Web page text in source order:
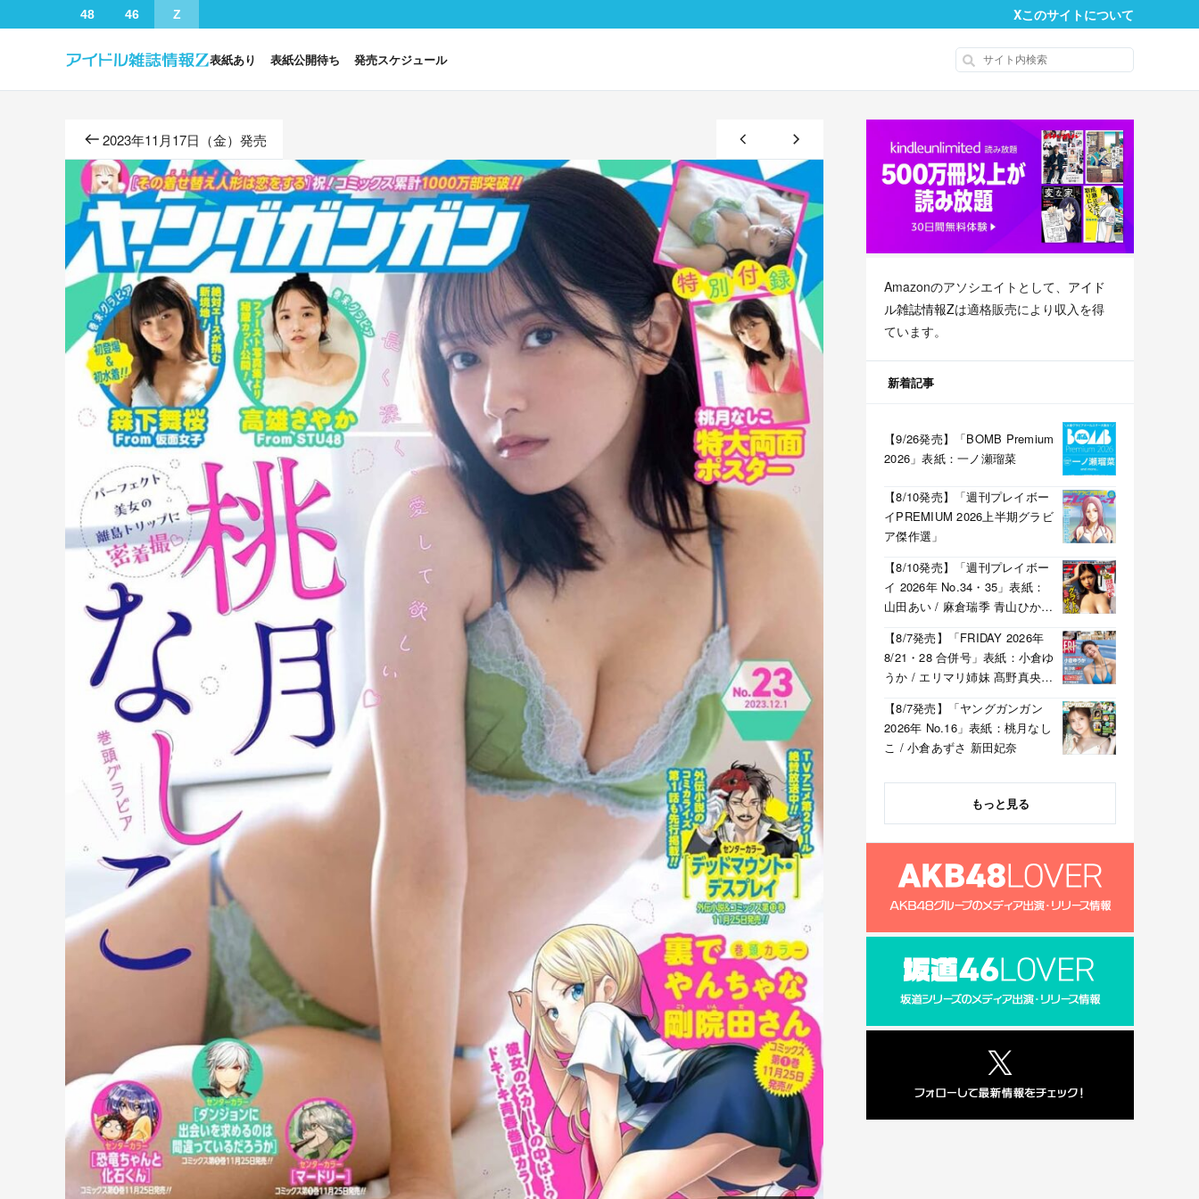
48 46 Z Xこのサイトについて
表紙あり 表紙公開待ち 発売スケジュール
2023年11月17日（金）発売
Amazonのアソシエイトとして、 アイド
ル雑誌情報Zは適格販売により収入を得
ています。
新着記事
【9/26発売】「BOMB Premium
2026」表紙：一ノ瀬瑠菜
【8/10発売】「週刊プレイボー
イPREMIUM 2026上半期グラビ
ア傑作選」
【8/10発売】「週刊プレイボー
イ 2026年 No.34・35」表紙：
山田あい / 麻倉瑞季 青山ひかる
【8/7発売】「FRIDAY 2026年
8/21・28 合併号」表紙：小倉ゆ
うか / エリマリ姉妹 髙野真央
【8/7発売】「ヤングガンガン
2026年 No.16」表紙：桃月なし
こ / 小倉あずさ 新田妃奈
もっと見る